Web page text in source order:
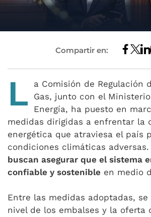
Compartir en:
L
a Comisión de Regulación
Gas, junto con el
Energía, ha puesto en
medidas dirigidas a enfrentar la
energética que atraviesa el país
condiciones climáticas
buscan asegurar que el sistema
confiable y sostenible en medio
Entre las medidas adoptadas, se
nivel de los embalses y la oferta